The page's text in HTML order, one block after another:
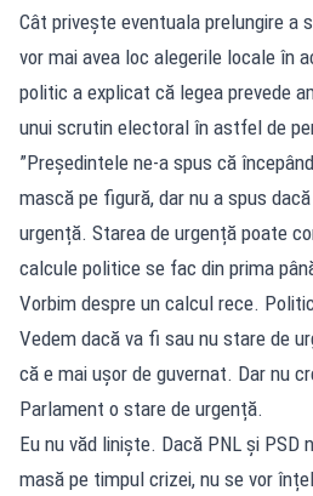
Cât privește eventuala prelungire a
vor mai avea loc alegerile locale în
politic a explicat că legea prevede
unui scrutin electoral în astfel de
”Președintele ne-a spus că
mască pe figură, dar nu a spus
urgență. Starea de urgență poate
calcule politice se fac din prima
Vorbim despre un calcul rece.
Vedem dacă va fi sau nu stare de
că e mai ușor de guvernat. Dar nu
Parlament o stare de urgență.
Eu nu văd liniște. Dacă PNL și PSD
masă pe timpul crizei, nu se vor